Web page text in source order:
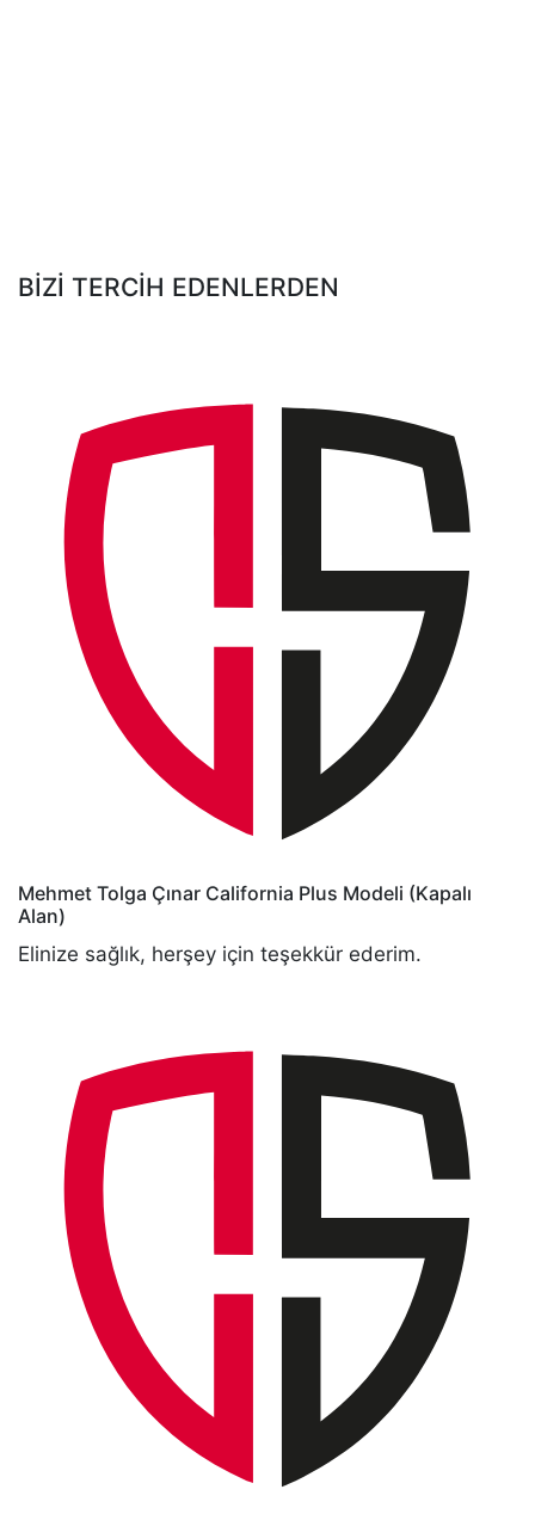
BİZİ TERCİH EDENLERDEN
Mehmet Tolga Çınar California Plus Modeli (Kapalı
Alan)
Elinize sağlık, herşey için teşekkür ederim.